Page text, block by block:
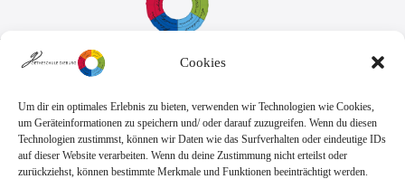
Cookies
Um dir ein optimales Erlebnis zu bieten, verwenden wir Technologien wie Cookies,
um Geräteinformationen zu speichern und/ oder darauf zuzugreifen. Wenn du diesen
Technologien zustimmst, können wir Daten wie das Surfverhalten oder eindeutige IDs
auf dieser Website verarbeiten. Wenn du deine Zustimmung nicht erteilst oder
zurückziehst, können bestimmte Merkmale und Funktionen beeinträchtigt werden.
Sekretariat:
Freitag: 7.45 Uhr bis 13.00 Uhr
E-Mail:
sekretariat@goethe.schule
Telefon
+49 6071 9888 0
Fax
+49 6071 9888 50